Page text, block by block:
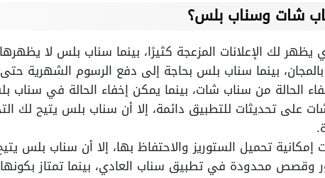
شات وسناب بلس؟
لك الإعلانات المزعجة كثيرًا، بينما سناب بلس لا
بينما سناب بلس بحاجة إلى دفع الرسوم الشهرية
الحالة من سناب شات، بينما يمكن إخفاء الحالة في سناب
على تحديثات للتطبيق دائمة، إلا أن سناب بلس يتيح لك
إمكانية تحميل الستوريز والاحتفاظ بها، إلا أن سناب بلس
وقصص محدودة في تطبيق سناب العادي، بينما تمتاز